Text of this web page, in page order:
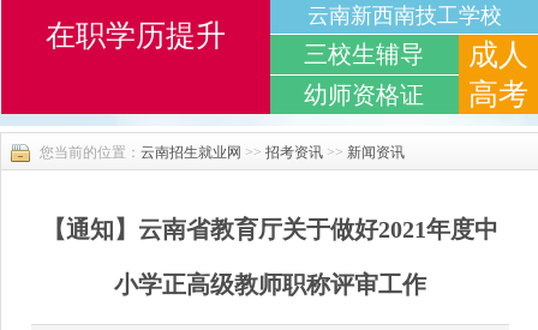
在职学历提升
云南新西南技工学校
三校生辅导
幼师资格证
成人
高考
您当前的位置： 云南招生就业网 >> 招考资讯 >> 新闻资讯
【通知】云南省教育厅关于做好2021年度中
小学正高级教师职称评审工作